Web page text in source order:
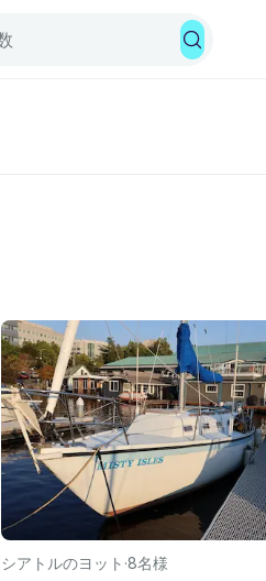
シアトルのヨット ·8名様